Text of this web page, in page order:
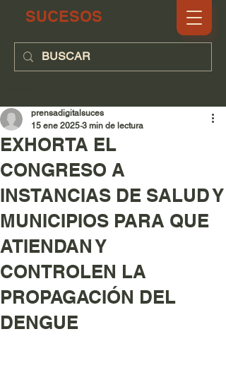
SUCESOS
EXHORTA EL
CONGRESO A
INSTANCIAS DE SALUD Y
MUNICIPIOS PARA QUE
ATIENDAN Y
CONTROLEN LA
PROPAGACIÓN DEL
DENGUE
prensadigitalsuces
15 ene 2025 3 min de lectura